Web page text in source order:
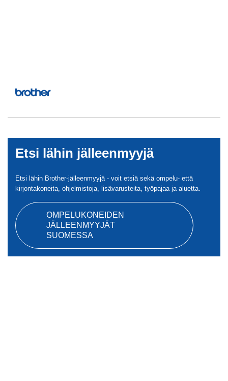
Etsi lähin jälleenmyyjä
Etsi lähin Brother-jälleenmyyjä - voit etsiä sekä ompelu- että
kirjontakoneita, ohjelmistoja, lisävarusteita, työpajaa ja aluetta.
OMPELUKONEIDEN
JÄLLEENMYYJÄT
SUOMESSA